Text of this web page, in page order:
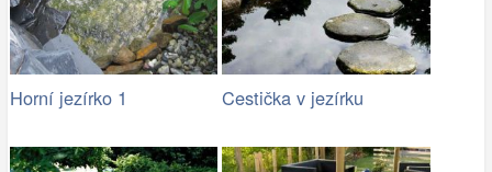
Horní jezírko 1 Cestička v jezírku